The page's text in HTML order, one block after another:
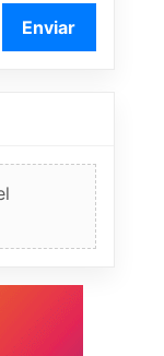
Enviar